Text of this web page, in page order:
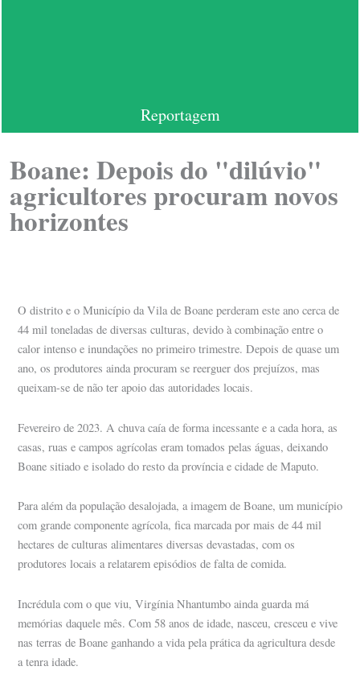
Reportagem
Boane: Depois do "dilúvio"
agricultores procuram novos
horizontes
O distrito e o Município da Vila de Boane perderam este ano cerca de
44 mil toneladas de diversas culturas, devido à combinação entre o
calor intenso e inundações no primeiro trimestre. Depois de quase um
ano, os produtores ainda procuram se reerguer dos prejuízos, mas
queixam-se de não ter apoio das autoridades locais.
Fevereiro de 2023. A chuva caía de forma incessante e a cada hora, as
casas, ruas e campos agrícolas eram tomados pelas águas, deixando
Boane sitiado e isolado do resto da província e cidade de Maputo.
Para além da população desalojada, a imagem de Boane, um município
com grande componente agrícola, fica marcada por mais de 44 mil
hectares de culturas alimentares diversas devastadas, com os
produtores locais a relatarem episódios de falta de comida.
Incrédula com o que viu, Virgínia Nhantumbo ainda guarda má
memórias daquele mês. Com 58 anos de idade, nasceu, cresceu e vive
nas terras de Boane ganhando a vida pela prática da agricultura desde
a tenra idade.